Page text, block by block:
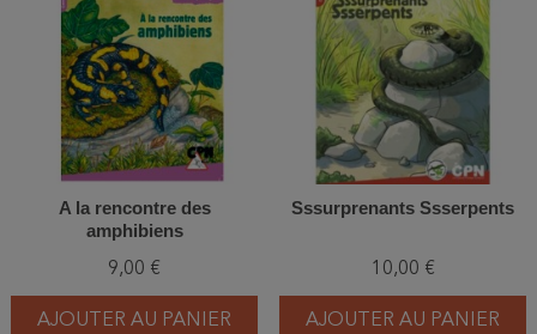
A la rencontre des
amphibiens
9,00 €
AJOUTER AU PANIER
Sssurprenants Ssserpents
10,00 €
AJOUTER AU PANIER